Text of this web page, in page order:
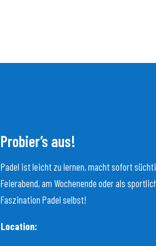
Probier’s aus!
Padel ist leicht zu lernen, macht sofort
Feierabend, am Wochenende oder als
Faszination Padel selbst!
Location: